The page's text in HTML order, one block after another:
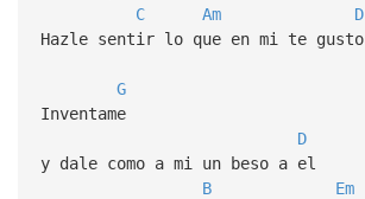
C
Am
D
Hazle sentir lo que en mi te gusto
G
Inventame
D
y dale como a mi un beso a el
B
Em